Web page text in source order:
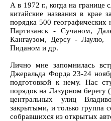
А в 1972 г., когда на границе
китайские названия в крае
порядка 500
Партизанск - Сучаном,
Кангаузом, Дерсу - Лаулю,
Пиданом и др.
Лично мне запомнилась
Джеральда Форда 23-24
подготовкой к нему. Нас
порядок на Лазурном берегу
центральных улиц
закрытыми, и только группа
собравшихся из открытых